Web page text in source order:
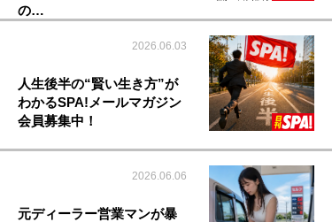
の…
2026.06.03
人生後半の“賢い生き方”が
わかるSPA!メールマガジン
会員募集中！
2026.06.06
元ディーラー営業マンが暴